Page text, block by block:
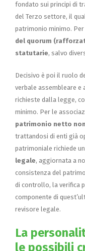
fondato sui principi di
del Terzo settore, il
patrimonio minimo.
del quorum
statutarie, salvo
Decisivo è poi il ruolo
verbale assembleare e
richieste dalla legge,
minimo. Per le
patrimonio netto
trattandosi di enti già
patrimoniale richiede
legale, aggiornata a
consistenza del
di controllo, la verifica
componente di
revisore legale.
La
le possibili